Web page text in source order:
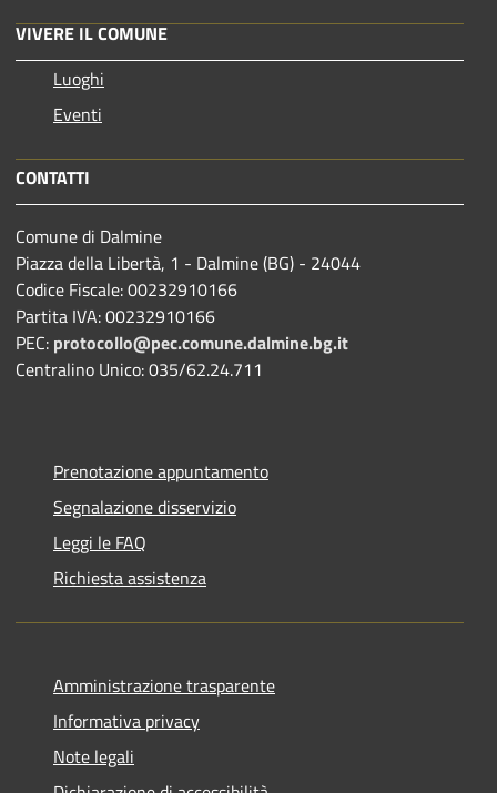
VIVERE IL COMUNE
Luoghi
Eventi
CONTATTI
Comune di Dalmine
Piazza della Libertà, 1 - Dalmine (BG) - 24044
Codice Fiscale: 00232910166
Partita IVA: 00232910166
PEC: protocollo@pec.comune.dalmine.bg.it
Centralino Unico: 035/62.24.711
Prenotazione appuntamento
Segnalazione disservizio
Leggi le FAQ
Richiesta assistenza
Amministrazione trasparente
Informativa privacy
Note legali